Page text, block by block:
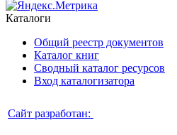
Каталоги
Общий реестр документов
Каталог книг
Сводный каталог ресурсов
Вход каталогизатора
Сайт разработан: